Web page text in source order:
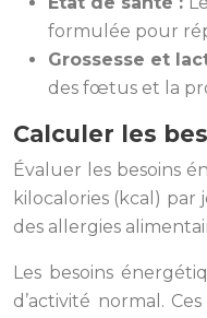
formulée pour
Grossesse et
des fœtus et la
Calculer les
Évaluer les besoins
kilocalories (kcal)
des allergies
Les besoins
d’activité normal.